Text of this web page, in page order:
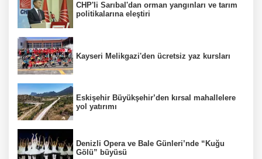
CHP'li Sarıbal'dan orman yangınları ve tarım
politikalarına eleştiri
Kayseri Melikgazi'den ücretsiz yaz kursları
Eskişehir Büyükşehir’den kırsal mahallelere
yol yatırımı
Denizli Opera ve Bale Günleri’nde “Kuğu
Gölü” büyüsü